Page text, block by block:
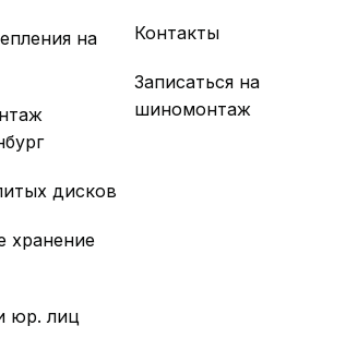
на
дисков
хранение
юр. лиц
Контакты
Записаться на
шиномонтаж